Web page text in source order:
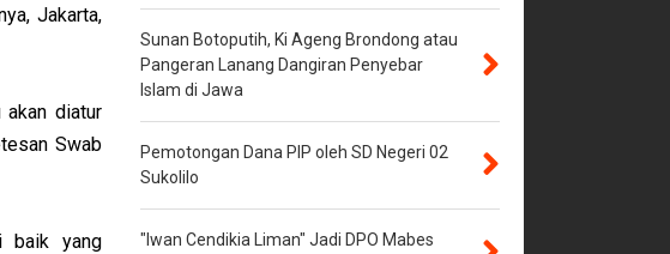
Jakarta,
akan diatur
Swab
baik yang
Sunan Botoputih, Ki Ageng Brondong atau
Pangeran Lanang Dangiran Penyebar
Islam di Jawa
Pemotongan Dana PIP oleh SD Negeri 02
Sukolilo
"Iwan Cendikia Liman" Jadi DPO Mabes